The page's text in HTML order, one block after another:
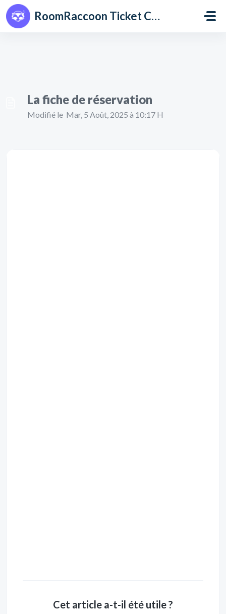
Passer au contenu principal
RoomRaccoon Ticket Centre
La fiche de réservation
Modifié le Mar, 5 Août, 2025 à 10:17 H
Cet article a-t-il été utile ?